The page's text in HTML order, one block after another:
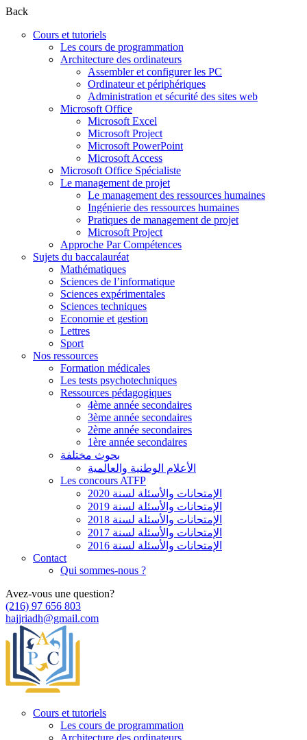
Back
Cours et tutoriels
Les cours de programmation
Architecture des ordinateurs
Assembler et configurer les PC
Ordinateur et périphériques
Administration et sécurité des sites web
Microsoft Office
Microsoft Excel
Microsoft Project
Microsoft PowerPoint
Microsoft Access
Microsoft Office Spécialiste
Le management de projet
Le management des ressources humaines
Ingénierie des ressources humaines
Pratiques de management de projet
Microsoft Project
Approche Par Compétences
Sujets du baccalauréat
Mathématiques
Sciences de l’informatique
Sciences expérimentales
Sciences techniques
Economie et gestion
Lettres
Sport
Nos ressources
Formation médicales
Les tests psychotechniques
Ressources pédagogiques
4ème année secondaires
3ème année secondaires
2ème année secondaires
1ère année secondaires
بحوث مختلفة
الأعلام الوطنية والعالمية
Les concours ATFP
الإمتحانات والأسئلة لسنة 2020
الإمتحانات والأسئلة لسنة 2019
الإمتحانات والأسئلة لسنة 2018
الإمتحانات والأسئلة لسنة 2017
الإمتحانات والأسئلة لسنة 2016
Contact
Qui sommes-nous ?
Avez-vous une question?
(216) 97 656 803
hajjriadh@gmail.com
Cours et tutoriels
Les cours de programmation
Architecture des ordinateurs